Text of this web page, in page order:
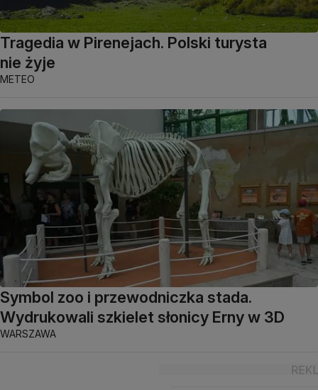
Tragedia w Pirenejach. Polski turysta
nie żyje
METEO
Symbol zoo i przewodniczka stada.
Wydrukowali szkielet słonicy Erny w 3D
WARSZAWA